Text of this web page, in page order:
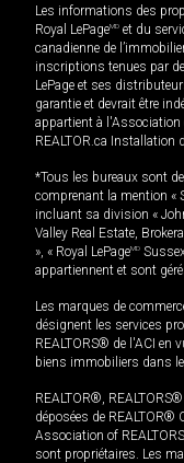
Les informations des
Royal LePageMD et du
canadienne de
inscriptions tenues par
LePage et ses
garantie et devrait être
appartient à l'Association
REALTOR.ca Installation
*Tous les bureaux sont
comprenant la mention «
incluant sa division «
Valley Real Estate,
», « Royal LePageMD
appartiennent et sont
Les marques de
désignent les services
REALTORS® de l'ACI en
biens immobiliers dans
REALTOR®,
déposées de REALTOR®
Association of
sont propriétaires. Les